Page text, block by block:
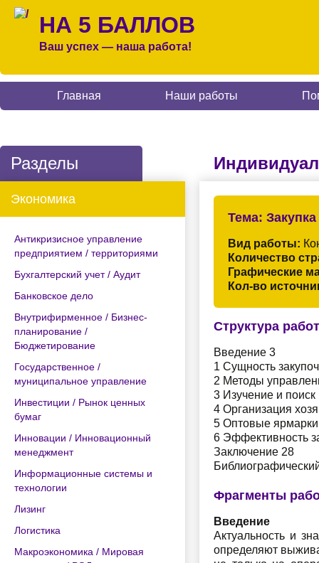
НА 5 БАЛЛОВ
Ваш успех — наша работа!
Главная Наши работы
Разделы
Экономика
Антикризисное управление
предприятием / территориями
Бухгалтерский учет / Аудит
Банковское дело
Внутрифирменное / Бизнес-
планирование /
Бюджетирование
Государственное /
муниципальное управление
Инвестиции / Рынок ценных
бумаг
Инновации / Инновационный
менеджмент
Информационные системы и
технологии
Лизинг
Логистика
Макроэкономика / Мировая
Тема:
Вид работы:
Количество
Графические
Кол-во
Структура
Введение 3
1 Сущность
2 Методы
3 Изучение и
4 Организация
5 Оптовые ярмарки
6 Эффективность
Заключение 28
Фрагменты
Введение
Актуальность и
определяют